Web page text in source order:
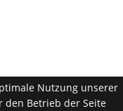
Nutzung unserer
den Betrieb der Seite